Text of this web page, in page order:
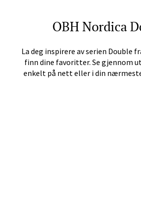
OBH Nordica
La deg inspirere av serien Double
finn dine favoritter. Se gjennom
enkelt på nett eller i din
Herbarium
Åpent i dag 10-20